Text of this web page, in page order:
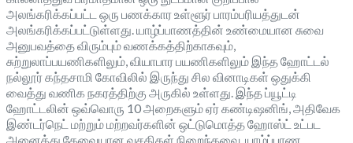
அலங்கரிக்கப்பட்ட ஒரு பணக்கார உள்ளூர் பாரம்பரியத்துடன்
அலங்கரிக்கப்பட்டுள்ளது. யாழ்ப்பாணத்தின் உண்மையான சுவை
அனுபவத்தை விரும்பும் வணக்கத்திற்காகவும்,
சுற்றுலாப்பயணிகளிலும், வியாபார பயணிகளிலும் இந்த ஹோட்டல்
நல்லூர் கந்தசாமி கோவிலில் இருந்து சில வினாடிகள் ஒதுக்கி
வைத்து வணிக நகரத்திற்கு அருகில் உள்ளது. இந்த ப்யூட்டி
ஹோட்டலின் ஒவ்வொரு 10 அறைகளும் ஏர் கண்டிஷனிங், அதிவேக
இண்டர்நெட் மற்றும் மற்றவர்களின் ஒட்டுமொத்த ஹோஸ்ட் உட்பட
அனைத்து தேவையான வசதிகள் நிறைந்தவை. யாழ்ப்பாண